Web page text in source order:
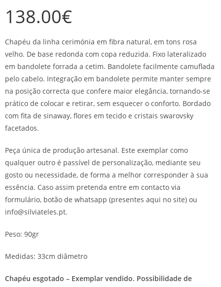
138.00€
Chapéu da linha cerimónia em fibra natural, em tons rosa
velho. De base redonda com copa reduzida. Fixo lateralizado
em bandolete forrada a cetim. Bandolete facilmente camuflada
pelo cabelo. Integração em bandolete permite manter sempre
na posição correcta que confere maior elegância, tornando-se
prático de colocar e retirar, sem esquecer o conforto. Bordado
com fita de sinaway, flores em tecido e cristais swarovsky
facetados.
Peça única de produção artesanal. Este exemplar como
qualquer outro é passível de personalização, mediante seu
gosto ou necessidade, de forma a melhor corresponder à sua
essência. Caso assim pretenda entre em contacto via
formulário, botão de whatsapp (presentes aqui no site) ou
info@silviateles.pt.
Peso: 90gr
Medidas: 33cm diâmetro
Chapéu esgotado – Exemplar vendido. Possibilidade de